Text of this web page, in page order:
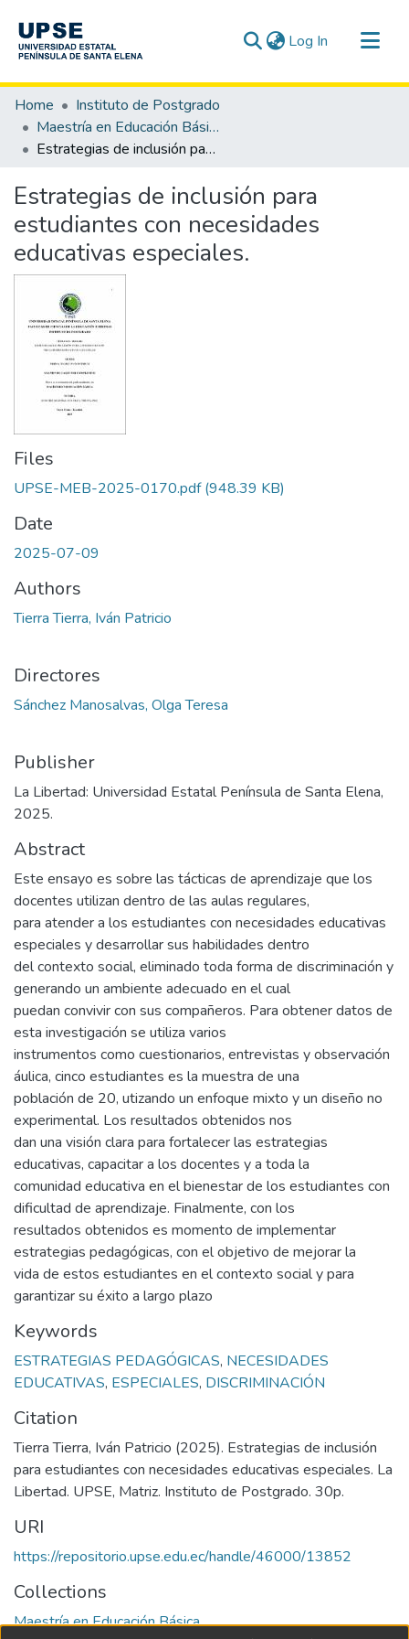
Log In (current)
Communities & Collections
All of DSpace
Statistics
Home
Instituto de Postgrado
Maestría en Educación Básica
Estrategias de inclusión para estudiantes con necesidades educativas especiales.
Estrategias de inclusión para
estudiantes con necesidades
educativas especiales.
Files
UPSE-MEB-2025-0170.pdf(948.39 KB)
Date
2025-07-09
Authors
Tierra Tierra, Iván Patricio
Directores
Sánchez Manosalvas, Olga Teresa
Publisher
La Libertad: Universidad Estatal Península de Santa Elena,
2025.
Abstract
Este ensayo es sobre las tácticas de aprendizaje que los
docentes utilizan dentro de las aulas regulares,
para atender a los estudiantes con necesidades educativas
especiales y desarrollar sus habilidades dentro
del contexto social, eliminado toda forma de discriminación y
generando un ambiente adecuado en el cual
puedan convivir con sus compañeros. Para obtener datos de
esta investigación se utiliza varios
instrumentos como cuestionarios, entrevistas y observación
áulica, cinco estudiantes es la muestra de una
población de 20, utizando un enfoque mixto y un diseño no
experimental. Los resultados obtenidos nos
dan una visión clara para fortalecer las estrategias
educativas, capacitar a los docentes y a toda la
comunidad educativa en el bienestar de los estudiantes con
dificultad de aprendizaje. Finalmente, con los
resultados obtenidos es momento de implementar
estrategias pedagógicas, con el objetivo de mejorar la
vida de estos estudiantes en el contexto social y para
garantizar su éxito a largo plazo
Keywords
ESTRATEGIAS PEDAGÓGICAS, NECESIDADES
EDUCATIVAS, ESPECIALES, DISCRIMINACIÓN
Citation
Tierra Tierra, Iván Patricio (2025). Estrategias de inclusión
para estudiantes con necesidades educativas especiales. La
Libertad. UPSE, Matriz. Instituto de Postgrado. 30p.
URI
https://repositorio.upse.edu.ec/handle/46000/13852
Collections
Maestría en Educación Básica